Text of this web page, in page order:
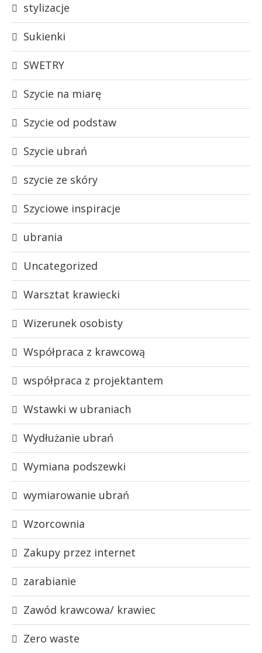
stylizacje
Sukienki
SWETRY
Szycie na miarę
Szycie od podstaw
Szycie ubrań
szycie ze skóry
Szyciowe inspiracje
ubrania
Uncategorized
Warsztat krawiecki
Wizerunek osobisty
Współpraca z krawcową
współpraca z projektantem
Wstawki w ubraniach
Wydłużanie ubrań
Wymiana podszewki
wymiarowanie ubrań
Wzorcownia
Zakupy przez internet
zarabianie
Zawód krawcowa/ krawiec
Zero waste